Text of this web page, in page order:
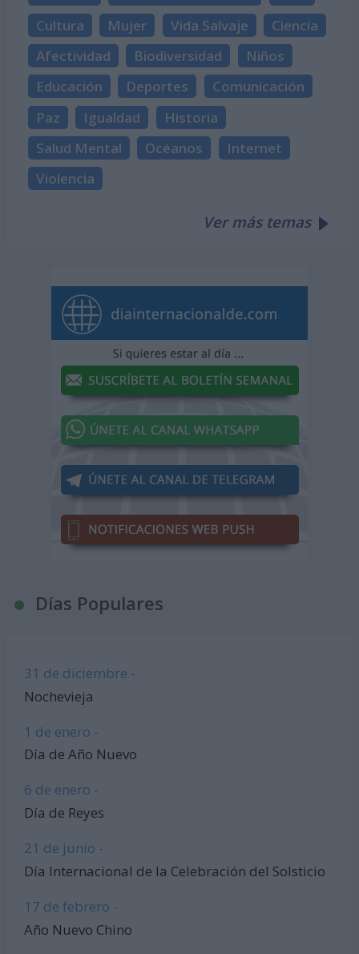
Cultura
Mujer Vida Salvaje
Ciencia
Afectividad
Biodiversidad
Niños
Educación
Deportes
Comunicación
Paz
Igualdad
Historia
Salud Mental
Océanos
Internet
Violencia
Ver más temas
Días Populares
31 de diciembre -
Nochevieja
1 de enero -
Día de Año Nuevo
6 de enero -
Día de Reyes
21 de junio -
Día Internacional de la Celebración del Solsticio
17 de febrero -
Año Nuevo Chino